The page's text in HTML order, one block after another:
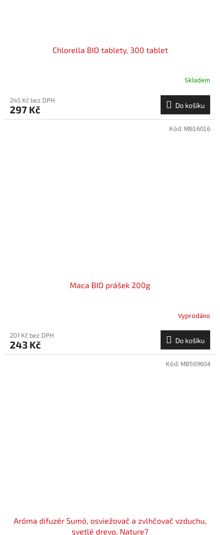
Chlorella BIO tablety, 300 tablet
Skladem
245 Kč bez DPH
297 Kč Do košíku
Maca BIO prášek 200g
Vyprodáno
201 Kč bez DPH
243 Kč Do košíku
Kód: MB16016
Aróma difuzér Sumó, osviežovač a zvlhčovač vzduchu,
svetlé drevo, Nature7
Kód: MB569604